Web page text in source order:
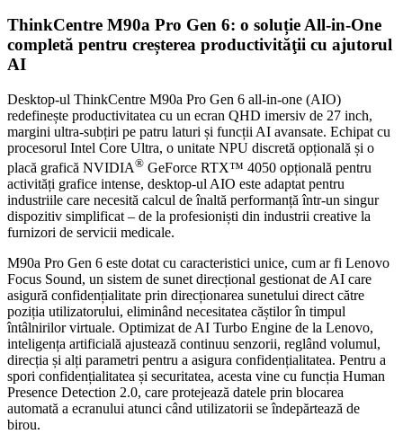
ThinkCentre M90a Pro Gen 6: o soluție All-in-One
completă pentru creșterea productivităţii cu ajutorul
AI
Desktop-ul ThinkCentre M90a Pro Gen 6 all-in-one (AIO)
redefinește productivitatea cu un ecran QHD imersiv de 27 inch,
margini ultra-subțiri pe patru laturi și funcții AI avansate. Echipat cu
procesorul Intel Core Ultra, o unitate NPU discretă opțională și o
placă grafică NVIDIA® GeForce RTX™ 4050 opțională pentru
activități grafice intense, desktop-ul AIO este adaptat pentru
industriile care necesită calcul de înaltă performanță într-un singur
dispozitiv simplificat – de la profesioniști din industrii creative la
furnizori de servicii medicale.
M90a Pro Gen 6 este dotat cu caracteristici unice, cum ar fi Lenovo
Focus Sound, un sistem de sunet direcțional gestionat de AI care
asigură confidențialitate prin direcționarea sunetului direct către
poziția utilizatorului, eliminând necesitatea căștilor în timpul
întâlnirilor virtuale. Optimizat de AI Turbo Engine de la Lenovo,
inteligența artificială ajustează continuu senzorii, reglând volumul,
direcția și alți parametri pentru a asigura confidențialitatea. Pentru a
spori confidențialitatea și securitatea, acesta vine cu funcția Human
Presence Detection 2.0, care protejează datele prin blocarea
automată a ecranului atunci când utilizatorii se îndepărtează de
birou.